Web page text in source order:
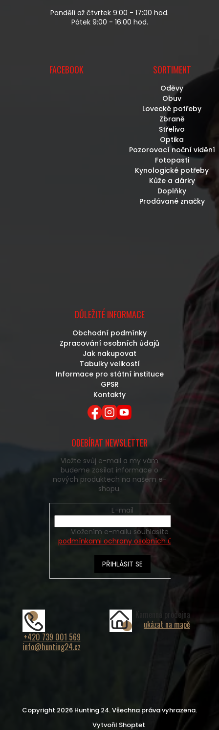
P
I
Pondělí až čtvrtek 9:00 - 17:00 hod.
Pátek 9:00 - 16:00 hod.
FACEBOOK SORTIMENT
Oděvy
Obuv
Lovecké potřeby
Zbraně
Střelivo
Optika
Pozorovací noční vidění
Fotopasti
Kynologické potřeby
Kůže a dárky
Doplňky
Prodávané značky
DŮLEŽITÉ INFORMACE
Obchodní podmínky
Zpracování osobních údajů
Jak nakupovat
Tabulky velikostí
Informace pro státní instituce
GPSR
Kontakty
ODEBÍRAT NEWSLETTER
Vložte svůj e-mail a my vám
budeme zasílat informace o
nových produktech na našem e-
shopu.
E-mail
podmínkami ochrany osobních údajů
PŘIHLÁSIT SE
+420 739 001 569
info@hunting24.cz
Kamenná prodejna
ukázat na mapě
Vytvořil Shoptet
Copyright 2026 Hunting 24. Všechna práva vyhrazena.